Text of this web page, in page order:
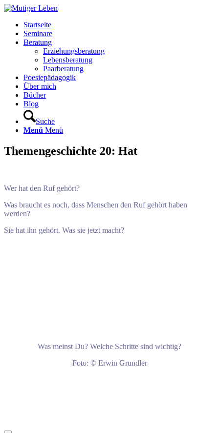
Startseite
Seminare
Beratung
Erziehungsberatung
Lebensberatung
Paarberatung
Poesiepädagogik
Über mich
Bücher
Blog
Suche
Menü Menü
Themengeschichte 20: Hat
Wer hat den Ruf gehört?
Was braucht es noch, dass Menschen den Ruf gehört haben
werden?
Sie hat ihn gehört. Was sie jetzt macht?
Was meinst Du? Welche Schritte sind wichtig?
Foto: © Erwin Grundler